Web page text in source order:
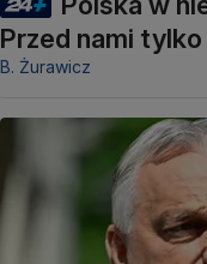
Przed nami tylko
B. Żurawicz